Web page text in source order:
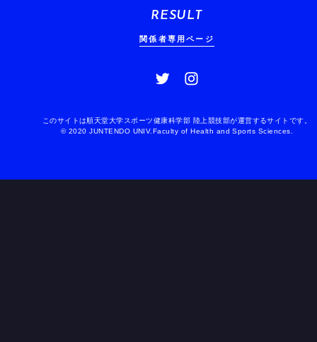
RESULT
関係者専用ページ
このサイトは順天堂大学スポーツ健康科学部 陸上競技部が運営するサイトです。
© 2020 JUNTENDO UNIV.Faculty of Health and Sports Sciences.